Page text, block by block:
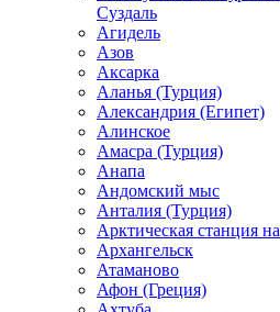
Суздаль
Агидель
Азов
Аксарка
Аланья (Турция)
Александрия (Египет)
Алинское
Амасра (Турция)
Анапа
Андомский мыс
Анталия (Турция)
Арктическая станция
Архангельск
Атаманово
Афон (Греция)